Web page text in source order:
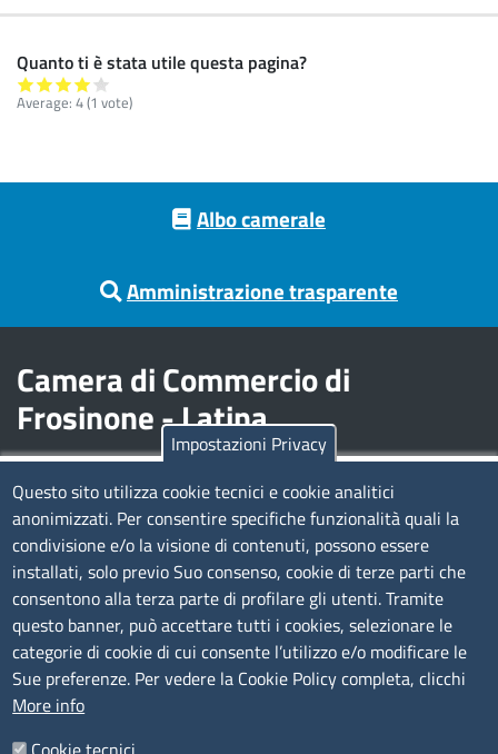
Quanto ti è stata utile questa pagina?
Average: 4(1 vote)
Albo camerale
Amministrazione trasparente
Camera di Commercio di
Frosinone - Latina
Contatti
Sede Legale di Latina: Viale Umberto I, 80 - 04100 (LT)
tel. 0773/6721
Sede di Frosinone: Via Alcide De Gasperi, 1 - 03100 (FR)
tel. 0775/2751
Peccciaa@pec.frlt.camcom.it
Ufficio relazioni con il pubblico
Impostazioni Privacy
Questo sito utilizza cookie tecnici e cookie analitici
anonimizzati. Per consentire specifiche funzionalità quali la
condivisione e/o la visione di contenuti, possono essere
installati, solo previo Suo consenso, cookie di terze parti che
consentono alla terza parte di profilare gli utenti. Tramite
questo banner, può accettare tutti i cookies, selezionare le
categorie di cookie di cui consente l’utilizzo e/o modificare le
Sue preferenze. Per vedere la Cookie Policy completa, clicchi
More info